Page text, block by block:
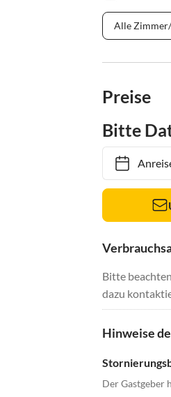
Alle
Preise
Bitte
Anreise
Bitte
dazu
Hinweise
Der Gastgeber